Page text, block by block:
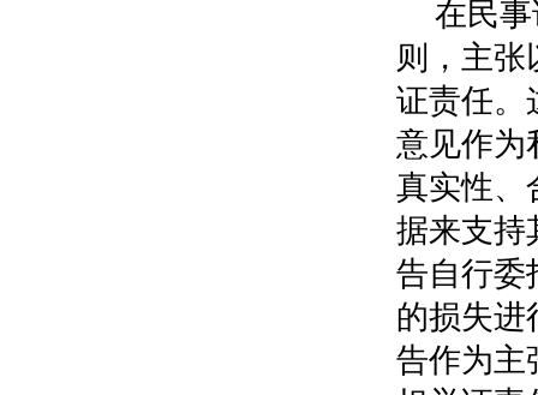
在民
则，主
证责任。
意见作为
真实性、
据来支持
告自行委
的损失进
告作为主